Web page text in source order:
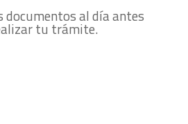
documentos al día antes
tu trámite.